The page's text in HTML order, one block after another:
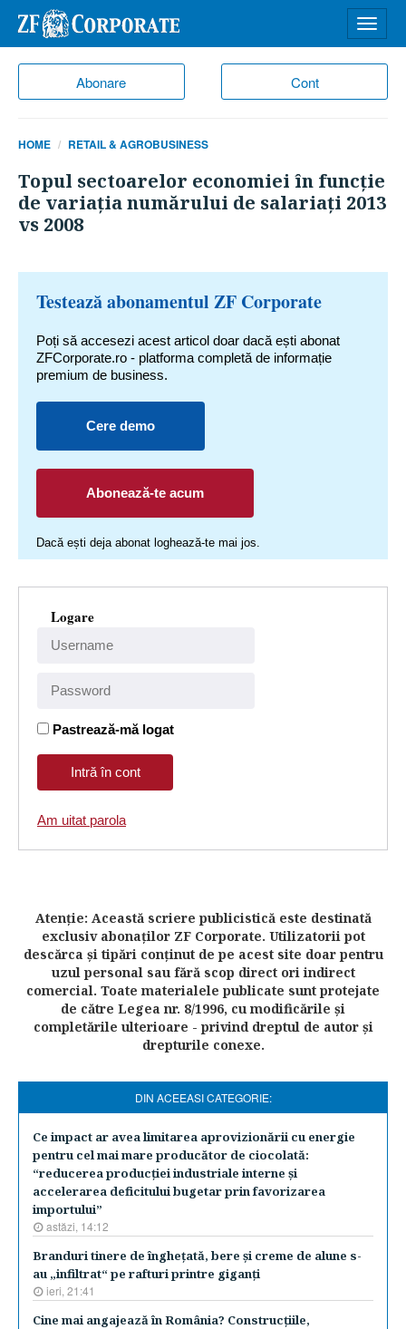
Abonare Cont
meniu
HOME RETAIL & AGROBUSINESS
Topul sectoarelor economiei în funcţie
de variaţia numărului de salariaţi 2013
vs 2008
Testează abonamentul ZF Corporate
Poți să accesezi acest articol doar dacă ești abonat
ZFCorporate.ro - platforma completă de informație
premium de business.
Cere demo
Abonează-te acum
Dacă ești deja abonat loghează-te mai jos.
Logare
Pastrează-mă logat
Am uitat parola
Atenţie: Această scriere publicistică este destinată
exclusiv abonaţilor ZF Corporate. Utilizatorii pot
descărca şi tipări conţinut de pe acest site doar pentru
uzul personal sau fără scop direct ori indirect
comercial. Toate materialele publicate sunt protejate
de către Legea nr. 8/1996, cu modificările şi
completările ulterioare - privind dreptul de autor şi
drepturile conexe.
DIN ACEEASI CATEGORIE:
Ce impact ar avea limitarea aprovizionării cu energie
pentru cel mai mare producător de ciocolată:
“reducerea producţiei industriale interne şi
accelerarea deficitului bugetar prin favorizarea
importului”
astăzi, 14:12
Branduri tinere de îngheţată, bere şi creme de alune s-
au „infiltrat“ pe rafturi printre giganţi
ieri, 21:41
Cine mai angajează în România? Construcţiile,